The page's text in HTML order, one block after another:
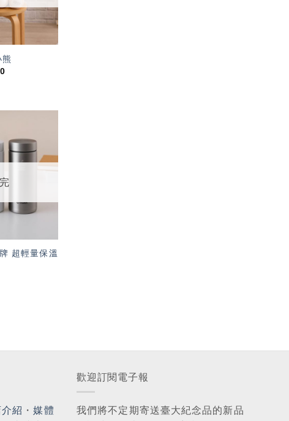
加入
「願
望輕
超輕量保溫
紹 ・媒體
歡迎訂閱電子報
我們將不定期寄送臺大紀念品的新品